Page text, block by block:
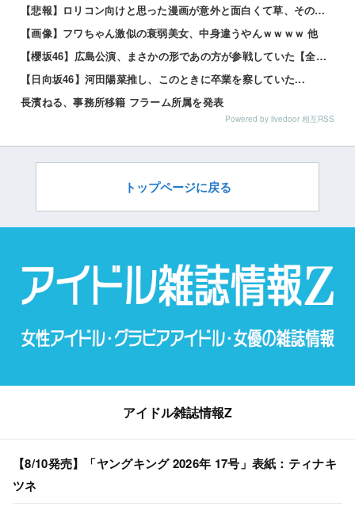
【悲報】ロリコン向けと思った漫画が意外と面白くて草、その理由がこれｗｗｗｗ 他
【画像】フワちゃん激似の衰弱美女、中身違うやんｗｗｗｗ 他
【櫻坂46】広島公演、まさかの形であの方が参戦していた【全国ツアー2026 What’s lones...
【日向坂46】河田陽菜推し、このときに卒業を察していた...
長濱ねる、事務所移籍 フラーム所属を発表
Powered by livedoor 相互RSS
トップページに戻る
アイドル雑誌情報Z
【8/10発売】「ヤングキング 2026年 17号」表紙：ティナキ
ツネ